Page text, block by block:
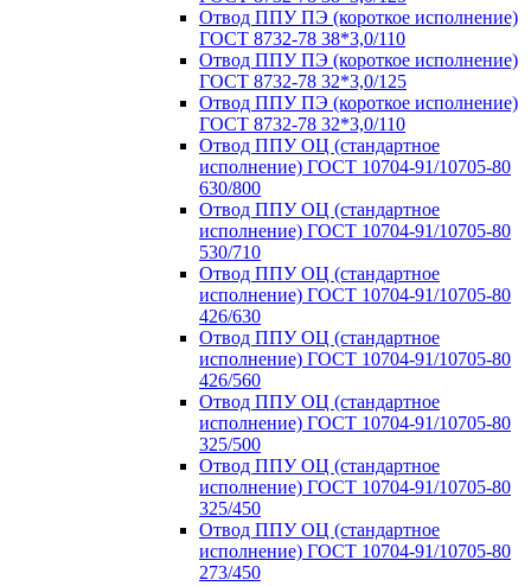
Отвод ППУ ПЭ (короткое исполнение)
ГОСТ 8732-78 38*3,0/110
Отвод ППУ ПЭ (короткое исполнение)
ГОСТ 8732-78 32*3,0/125
Отвод ППУ ПЭ (короткое исполнение)
ГОСТ 8732-78 32*3,0/110
Отвод ППУ ОЦ (стандартное
исполнение) ГОСТ 10704-91/10705-80
630/800
Отвод ППУ ОЦ (стандартное
исполнение) ГОСТ 10704-91/10705-80
530/710
Отвод ППУ ОЦ (стандартное
исполнение) ГОСТ 10704-91/10705-80
426/630
Отвод ППУ ОЦ (стандартное
исполнение) ГОСТ 10704-91/10705-80
426/560
Отвод ППУ ОЦ (стандартное
исполнение) ГОСТ 10704-91/10705-80
325/500
Отвод ППУ ОЦ (стандартное
исполнение) ГОСТ 10704-91/10705-80
325/450
Отвод ППУ ОЦ (стандартное
исполнение) ГОСТ 10704-91/10705-80
273/450